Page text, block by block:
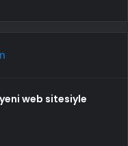
web sitesiyle